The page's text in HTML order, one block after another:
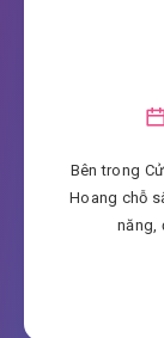
Bên trong
Hoang chỗ
năng,